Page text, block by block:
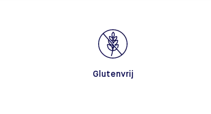
Glutenvrij